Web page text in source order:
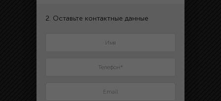
2. Оставьте контактные данные